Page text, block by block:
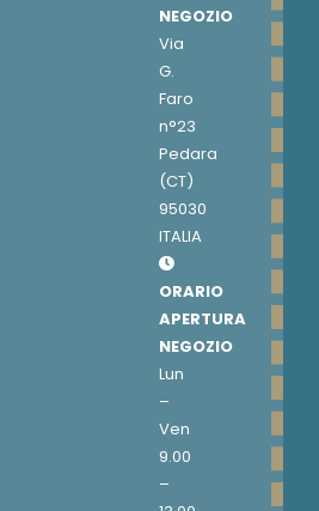
NEGOZIO
Via
G.
Faro
n°23
Pedara
(CT)
95030
ITALIA
ORARIO
APERTURA
NEGOZIO
Lun
–
Ven
9.00
–